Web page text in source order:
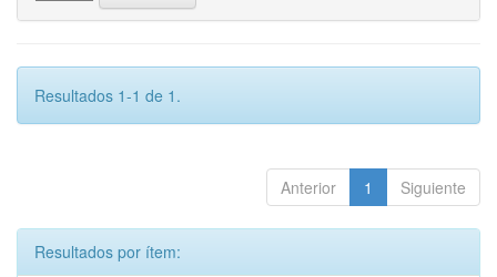
Resultados 1-1 de 1.
Anterior 1 Siguiente
Resultados por ítem: